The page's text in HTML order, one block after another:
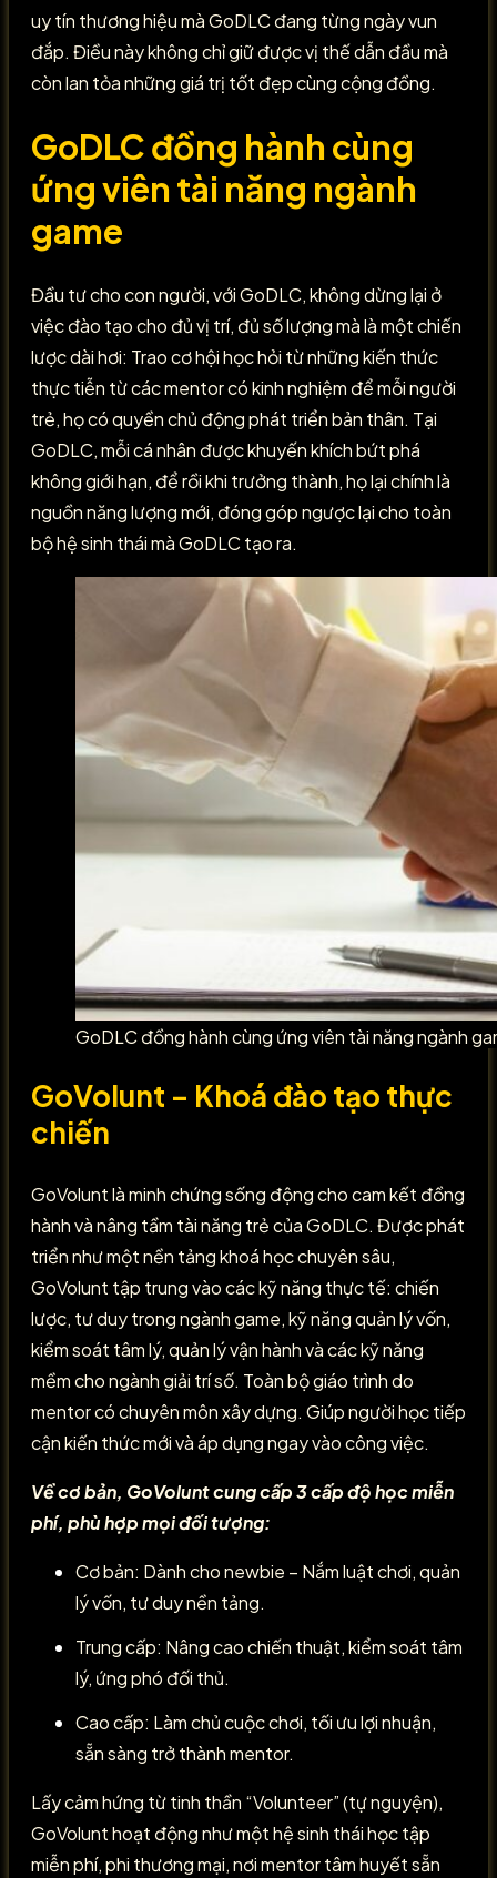
uy tín thương hiệu mà GoDLC đang từng ngày vun
đắp. Điều này không chỉ giữ được vị thế dẫn đầu mà
còn lan tỏa những giá trị tốt đẹp cùng cộng đồng.
GoDLC đồng hành cùng
ứng viên tài năng ngành
game
Đầu tư cho con người, với GoDLC, không dừng lại ở
việc đào tạo cho đủ vị trí, đủ số lượng mà là một chiến
lược dài hơi: Trao cơ hội học hỏi từ những kiến thức
thực tiễn từ các mentor có kinh nghiệm để mỗi người
trẻ, họ có quyền chủ động phát triển bản thân. Tại
GoDLC, mỗi cá nhân được khuyến khích bứt phá
không giới hạn, để rồi khi trưởng thành, họ lại chính là
nguồn năng lượng mới, đóng góp ngược lại cho toàn
bộ hệ sinh thái mà GoDLC tạo ra.
GoDLC đồng hành cùng ứng viên tài năng ngành
GoVolunt – Khoá đào tạo thực
chiến
GoVolunt là minh chứng sống động cho cam kết đồng
hành và nâng tầm tài năng trẻ của GoDLC. Được phát
triển như một nền tảng khoá học chuyên sâu,
GoVolunt tập trung vào các kỹ năng thực tế: chiến
lược, tư duy trong ngành game, kỹ năng quản lý vốn,
kiểm soát tâm lý, quản lý vận hành và các kỹ năng
mềm cho ngành giải trí số. Toàn bộ giáo trình do
mentor có chuyên môn xây dựng. Giúp người học tiếp
cận kiến thức mới và áp dụng ngay vào công việc.
Về cơ bản, GoVolunt cung cấp 3 cấp độ học miễn
phí, phù hợp mọi đối tượng:
Cơ bản: Dành cho newbie – Nắm luật chơi, quản
lý vốn, tư duy nền tảng.
Trung cấp: Nâng cao chiến thuật, kiểm soát tâm
lý, ứng phó đối thủ.
Cao cấp: Làm chủ cuộc chơi, tối ưu lợi nhuận,
sẵn sàng trở thành mentor.
Lấy cảm hứng từ tinh thần “Volunteer” (tự nguyện),
GoVolunt hoạt động như một hệ sinh thái học tập
miễn phí, phi thương mại, nơi mentor tâm huyết sẵn